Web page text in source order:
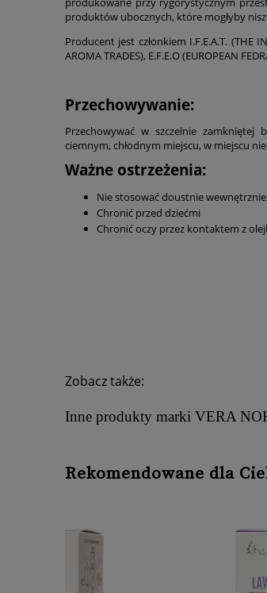
produktów ubocznych, które mogłyby
Producent jest członkiem I.F.E.A.T. (THE
AROMA TRADES), E.F.E.O (EUROPEAN
Przechowywanie:
Przechowywać w szczelnie
ciemnym, chłodnym miejscu, w miejscu
Ważne ostrzeżenia:
Nie stosować doustnie
Chronić przed dziećmi
Chronić oczy przez kontaktem z
Zobacz także:
Inne produkty marki VERA
Rekomendowane dla